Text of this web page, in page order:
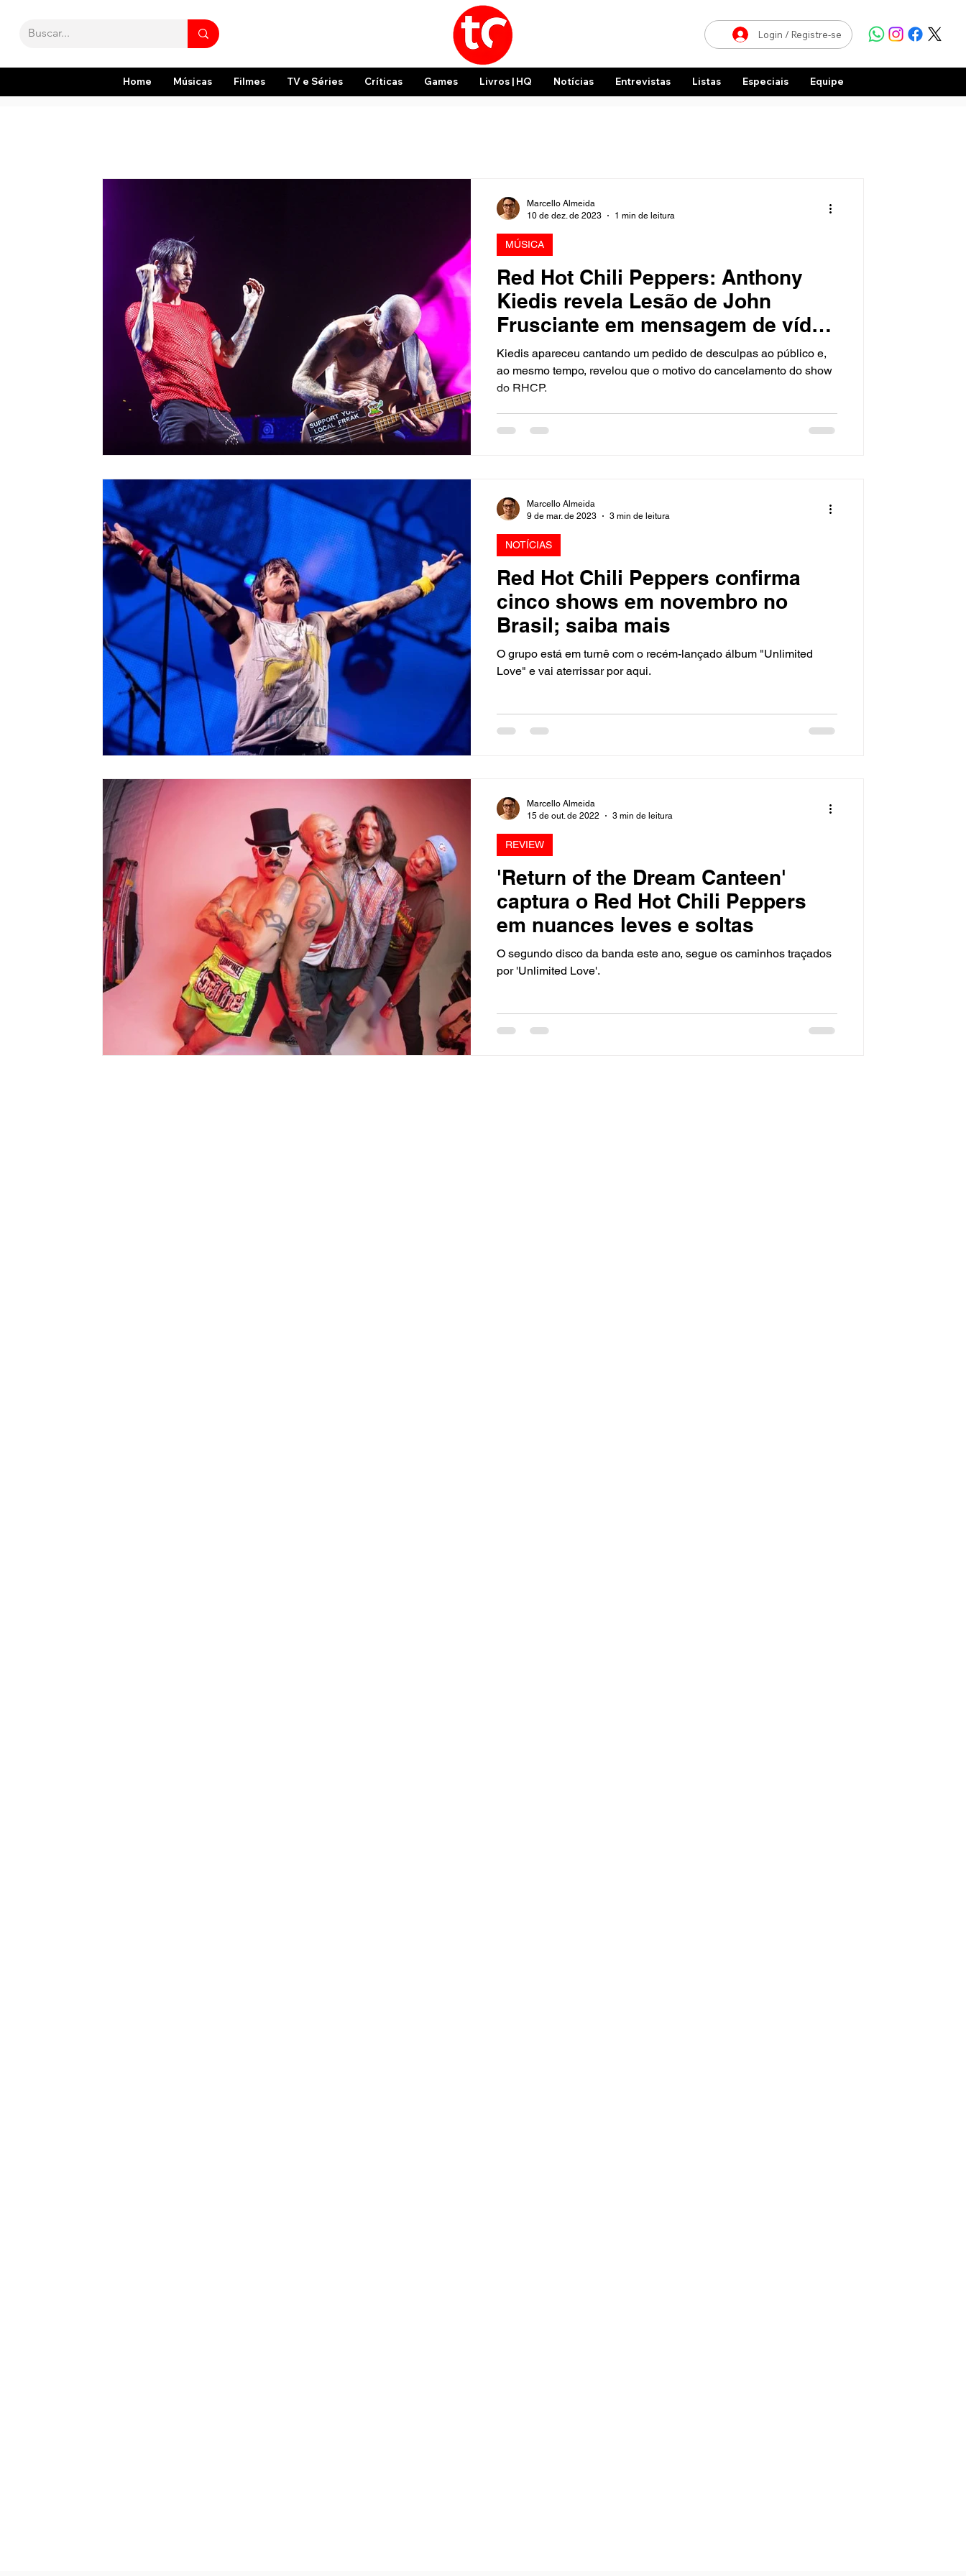
Login / Registre-se
Home Músicas Filmes TV e Séries Críticas Games Livros | HQ Notícias Entrevistas Listas Especiais Equipe
Red Hot Chili Peppers: Anthony
Kiedis revela Lesão de John
Frusciante em mensagem de vídeo
Cantada
Kiedis apareceu cantando um pedido de desculpas ao público e,
ao mesmo tempo, revelou que o motivo do cancelamento do show
do RHCP.
MÚSICA
Marcello Almeida
10 de dez. de 2023
1 min de leitura
Red Hot Chili Peppers confirma
cinco shows em novembro no
Brasil; saiba mais
O grupo está em turnê com o recém-lançado álbum "Unlimited
Love" e vai aterrissar por aqui.
NOTÍCIAS
Marcello Almeida
9 de mar. de 2023
3 min de leitura
'Return of the Dream Canteen'
captura o Red Hot Chili Peppers
em nuances leves e soltas
O segundo disco da banda este ano, segue os caminhos traçados
por 'Unlimited Love'.
REVIEW
Marcello Almeida
15 de out. de 2022
3 min de leitura